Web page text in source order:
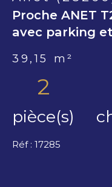
Proche ANET
avec parking
39,15 m²
2
pièce(s)
Réf : 17285